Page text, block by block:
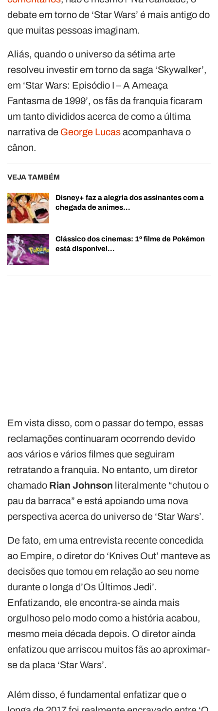
debate em torno de ‘Star Wars’ é mais antigo do
que muitas pessoas imaginam.
Aliás, quando o universo da sétima arte
resolveu investir em torno da saga ‘Skywalker’,
em ‘Star Wars: Episódio I – A Ameaça
Fantasma de 1999’, os fãs da franquia ficaram
um tanto divididos acerca de como a última
narrativa de George Lucasacompanhava o
cânon.
VEJA TAMBÉM
Disney+ faz a alegria dos assinantes com a
chegada de animes…
Clássico dos cinemas: 1º filme de Pokémon
está disponível…
Em vista disso, com o passar do tempo, essas
reclamações continuaram ocorrendo devido
aos vários e vários filmes que seguiram
retratando a franquia. No entanto, um diretor
chamado Rian Johnson literalmente “chutou o
pau da barraca” e está apoiando uma nova
perspectiva acerca do universo de ‘Star Wars’.
De fato, em uma entrevista recente concedida
ao Empire, o diretor do ‘Knives Out’ manteve as
decisões que tomou em relação ao seu nome
durante o longa d’Os Últimos Jedi’.
Enfatizando, ele encontra-se ainda mais
orgulhoso pelo modo como a história acabou,
mesmo meia década depois. O diretor ainda
enfatizou que arriscou muitos fãs ao aproximar-
se da placa ‘Star Wars’.
Além disso, é fundamental enfatizar que o